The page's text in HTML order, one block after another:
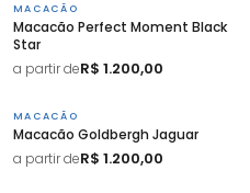
MACACÃO
Macacão Perfect Moment Black
Star
a partir deR$ 1.200,00
MACACÃO
Macacão Goldbergh Jaguar
a partir deR$ 1.200,00